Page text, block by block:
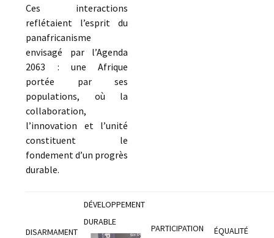
Ces interactions
reflétaient l’esprit du
panafricanisme
envisagé par l’Agenda
2063 : une Afrique
portée par ses
populations, où la
collaboration,
l’innovation et l’unité
constituent le
fondement d’un progrès
durable.
DISARMAMENT
DÉVELOPPEMENT
DURABLE
PARTICIPATION
ÉQUALITÉ